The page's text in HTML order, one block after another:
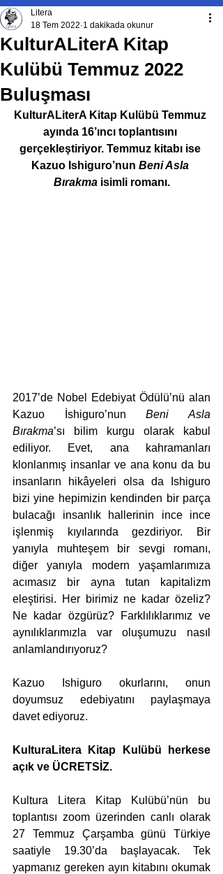
KulturALiterA Kitap
Kulübü Temmuz 2022
Buluşması
Litera
18 Tem 2022 1 dakikada okunur
KulturALiterA Kitap Kulübü Temmuz
ayında 16’ıncı toplantısını
gerçekleştiriyor. Temmuz kitabı ise
Kazuo Ishiguro’nun Beni Asla
Bırakma isimli romanı.
2017’de Nobel Edebiyat Ödülü’nü alan
Kazuo İshiguro’nun Beni Asla
Bırakma’sı bilim kurgu olarak kabul
ediliyor. Evet, ana kahramanları
klonlanmış insanlar ve ana konu da bu
insanların hikâyeleri olsa da Ishiguro
bizi yine hepimizin kendinden bir parça
bulacağı insanlık hallerinin ince ince
işlenmiş kıyılarında gezdiriyor. Bir
yanıyla muhteşem bir sevgi romanı,
diğer yanıyla modern yaşamlarımıza
acımasız bir ayna tutan kapitalizm
eleştirisi. Her birimiz ne kadar özeliz?
Ne kadar özgürüz? Farklılıklarımız ve
aynılıklarımızla var oluşumuzu nasıl
anlamlandırıyoruz?
Kazuo Ishiguro okurlarını, onun
doyumsuz edebiyatını paylaşmaya
davet ediyoruz.
KulturaLitera Kitap Kulübü herkese
açık ve ÜCRETSİZ.
Kultura Litera Kitap Kulübü’nün bu
toplantısı zoom üzerinden canlı olarak
27 Temmuz Çarşamba günü Türkiye
saatiyle 19.30’da başlayacak. Tek
yapmanız gereken ayın kitabını okumak